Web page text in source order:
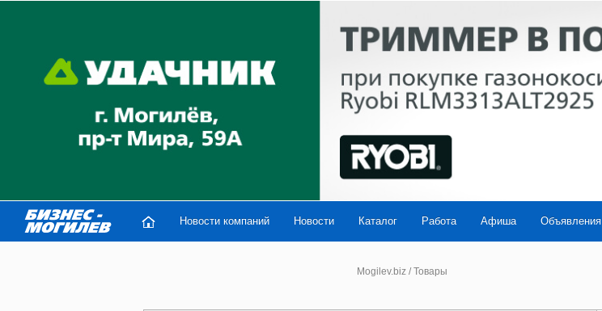
Новости компаний Новости Каталог Работа Афиша Объявления
Mogilev.biz /Товары